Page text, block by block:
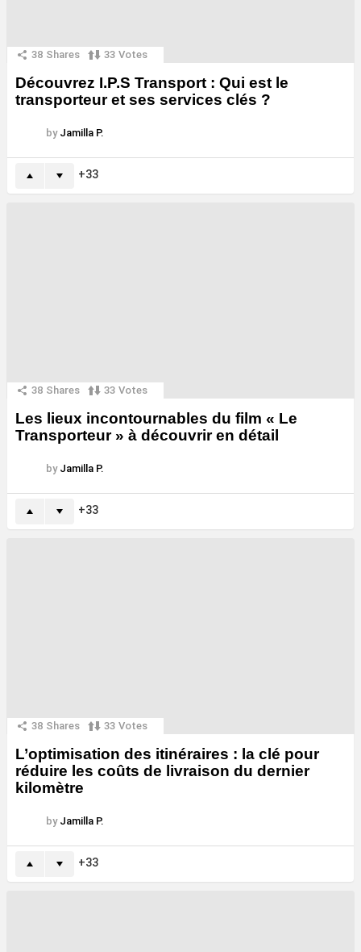
38 Shares 33 Votes
Découvrez I.P.S Transport : Qui est le
transporteur et ses services clés ?
by Jamilla P.
33
38 Shares 33 Votes
Les lieux incontournables du film « Le
Transporteur » à découvrir en détail
by Jamilla P.
33
38 Shares 33 Votes
L’optimisation des itinéraires : la clé pour
réduire les coûts de livraison du dernier
kilomètre
by Jamilla P.
33